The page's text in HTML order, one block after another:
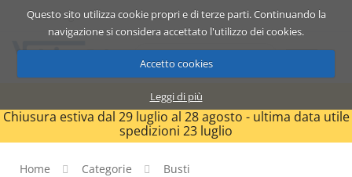
Questo sito utilizza cookie propri e di terze parti. Continuando la
navigazione si considera accettato l'utilizzo dei cookies.
Accetto cookies
Leggi di più
Catalogo Carrello ITA
Chiusura estiva dal 29 luglio al 28 agosto - ultima data utile
spedizioni 23 luglio
Home Categorie Busti